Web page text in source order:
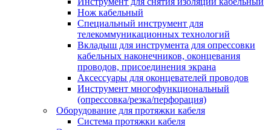
Нож кабельный
Специальный инструмент для
телекоммуникационных технологий
Вкладыш для инструмента для опрессовки
кабельных наконечников, оконцевания
проводов, присоединения экрана
Аксессуары для оконцевателей проводов
Инструмент многофункциональный
(опрессовка/резка/перфорация)
Оборудование для протяжки кабеля
Система протяжки кабеля